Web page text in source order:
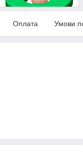
Оплата Умови